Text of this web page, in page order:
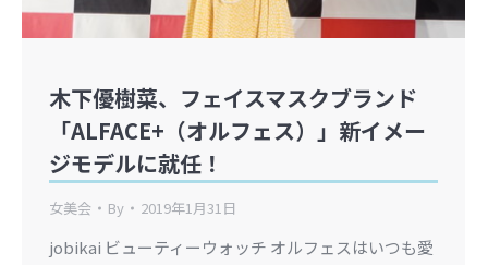
木下優樹菜、フェイスマスクブランド
「ALFACE+（オルフェス）」新イメー
ジモデルに就任！
女美会 By 2019年1月31日
jobikai ビューティーウォッチ オルフェスはいつも愛